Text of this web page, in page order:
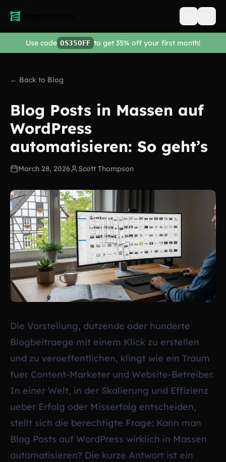
Open
Use code OS35OFF to get 35% off your first month!
← Back to Blog
Blog Posts in Massen auf
WordPress
automatisieren: So geht’s
March 28, 2026 Scott Thompson
Die Vorstellung, dutzende oder hunderte
Blogbeitraege mit einem Klick zu erstellen
und zu veroeffentlichen, klingt wie ein Traum
fuer Content-Marketer und Website-Betreiber.
In einer Welt, in der Skalierung und Effizienz
ueber Erfolg oder Misserfolg entscheiden,
stellt sich die berechtigte Frage: Kann man
Blog Posts auf WordPress wirklich in Massen
automatisieren? Die kurze Antwort ist ein